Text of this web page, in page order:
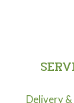
Delivery &